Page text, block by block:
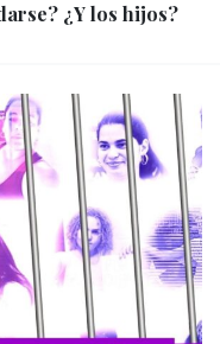
¿Y los hijos?